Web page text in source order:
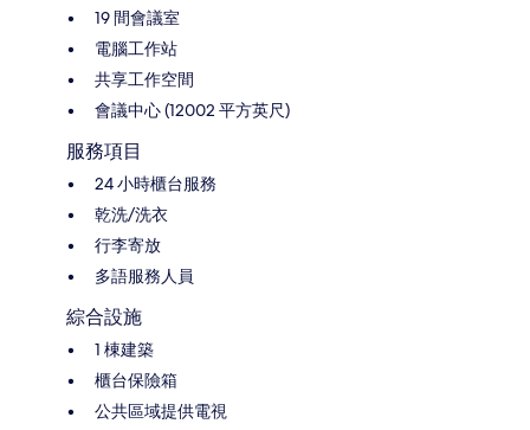
19 間會議室
電腦工作站
共享工作空間
會議中心 (12002 平方英尺)
服務項目
24 小時櫃台服務
乾洗/洗衣
行李寄放
多語服務人員
綜合設施
1 棟建築
櫃台保險箱
公共區域提供電視